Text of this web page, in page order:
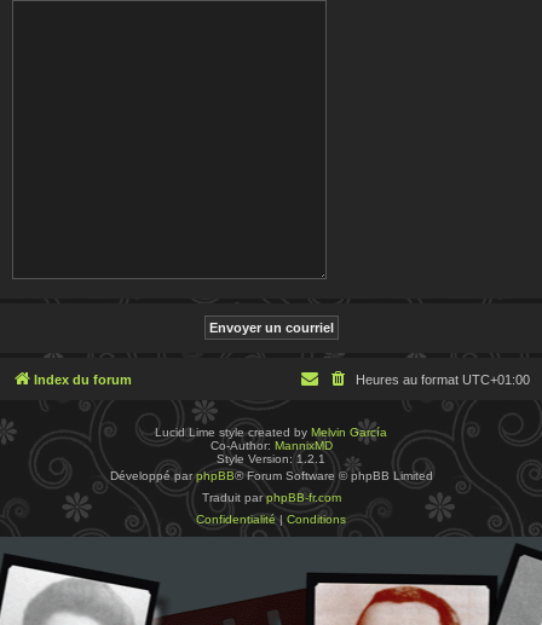
Index du forum Heures au format UTC+01:00
Lucid Lime style created by Melvin García
Co-Author: MannixMD
Style Version: 1.2.1
Développé parphpBB® Forum Software © phpBB Limited
Traduit parphpBB-fr.com
Confidentialité| Conditions